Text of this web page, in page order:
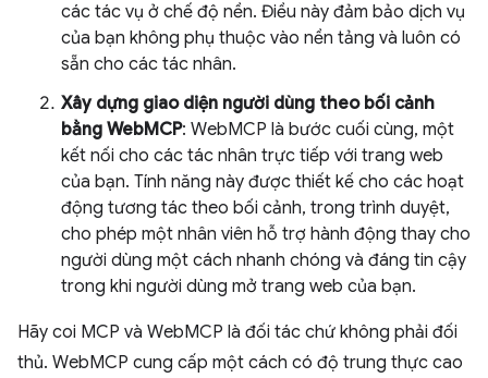
các tác vụ ở chế độ nền. Điều này đảm bảo dịch vụ
của bạn không phụ thuộc vào nền tảng và luôn có
sẵn cho các tác nhân.
Xây dựng giao diện người dùng theo bối cảnh
bằng WebMCP: WebMCP là bước cuối cùng, một
kết nối cho các tác nhân trực tiếp với trang web
của bạn. Tính năng này được thiết kế cho các hoạt
động tương tác theo bối cảnh, trong trình duyệt,
cho phép một nhân viên hỗ trợ hành động thay cho
người dùng một cách nhanh chóng và đáng tin cậy
trong khi người dùng mở trang web của bạn.
Hãy coi MCP và WebMCP là đối tác chứ không phải đối
thủ. WebMCP cung cấp một cách có độ trung thực cao